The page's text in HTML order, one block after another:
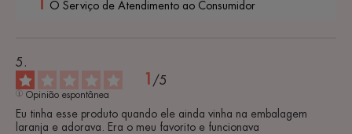
O Serviço de Atendimento ao Consumidor
1 /5
Opinião espontânea
Eu tinha esse produto quando ele ainda vinha na embalagem
laranja e adorava. Era o meu favorito e funcionava